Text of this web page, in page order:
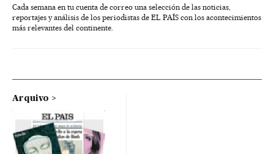
Cada semana en tu cuenta de correo una selección de las noticias,
reportajes y análisis de los periodistas de EL PAÍS con los acontecimientos
más relevantes del continente.
Arquivo